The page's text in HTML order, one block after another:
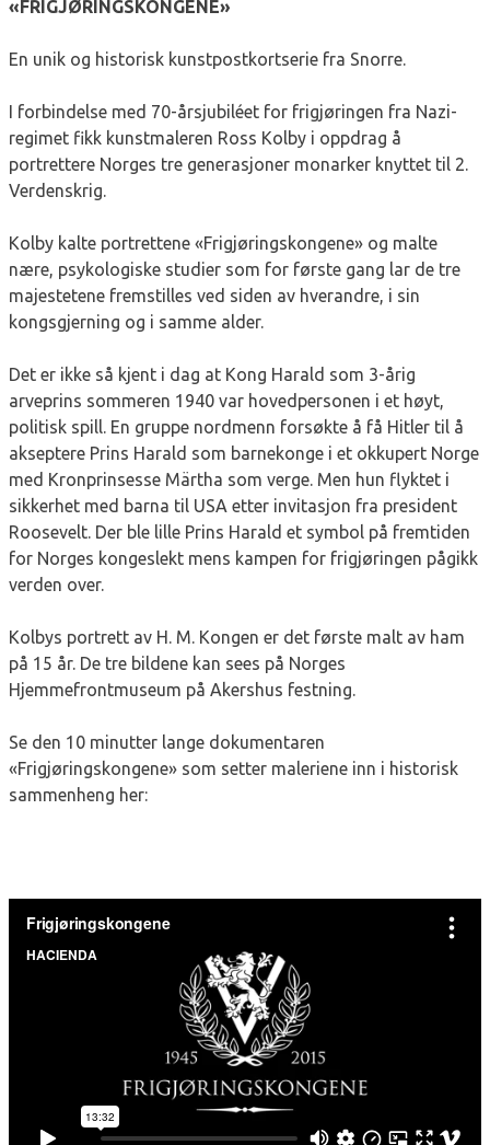
«FRIGJØRINGSKONGENE»
En unik og historisk kunstpostkortserie fra Snorre.
I forbindelse med 70-årsjubiléet for frigjøringen fra Nazi-
regimet fikk kunstmaleren Ross Kolby i oppdrag å
portrettere Norges tre generasjoner monarker knyttet til 2.
Verdenskrig.
Kolby kalte portrettene «Frigjøringskongene» og malte
nære, psykologiske studier som for første gang lar de tre
majestetene fremstilles ved siden av hverandre, i sin
kongsgjerning og i samme alder.
Det er ikke så kjent i dag at Kong Harald som 3-årig
arveprins sommeren 1940 var hovedpersonen i et høyt,
politisk spill. En gruppe nordmenn forsøkte å få Hitler til å
akseptere Prins Harald som barnekonge i et okkupert Norge
med Kronprinsesse Märtha som verge. Men hun flyktet i
sikkerhet med barna til USA etter invitasjon fra president
Roosevelt. Der ble lille Prins Harald et symbol på fremtiden
for Norges kongeslekt mens kampen for frigjøringen pågikk
verden over.
Kolbys portrett av H. M. Kongen er det første malt av ham
på 15 år. De tre bildene kan sees på Norges
Hjemmefrontmuseum på Akershus festning.
Se den 10 minutter lange dokumentaren
«Frigjøringskongene» som setter maleriene inn i historisk
sammenheng her: